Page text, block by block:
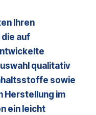
Ihren
auf
qualitativ
sowie
Herstellung im
ein leicht